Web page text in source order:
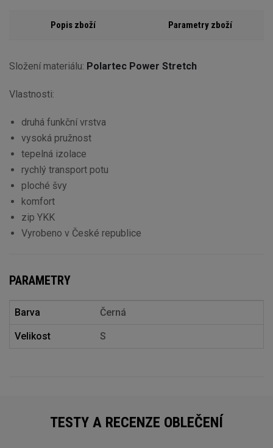
Popis zboží Parametry zboží
Složení materiálu: Polartec Power Stretch
Vlastnosti:
druhá funkční vrstva
vysoká pružnost
tepelná izolace
rychlý transport potu
ploché švy
komfort
zip YKK
Vyrobeno v České republice
PARAMETRY
Barva Černá
Velikost S
TESTY A RECENZE OBLEČENÍ